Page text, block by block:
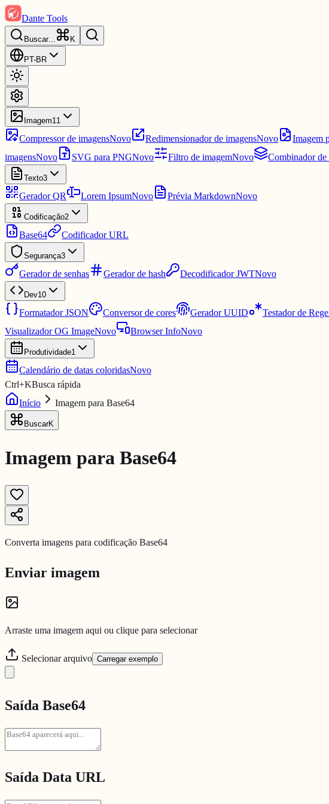
Dante Tools
Buscar... K
PT-BR
Imagem11
Compressor de imagensNovo Redimensionador de imagensNovo Imagem
imagensNovo SVG para PNGNovo Filtro de imagemNovo Combinador de
Texto3
Gerador QR Lorem IpsumNovo Prévia MarkdownNovo
Codificação2
Base64 Codificador URL
Segurança3
Gerador de senhas Gerador de hash Decodificador JWTNovo
Dev10
Formatador JSON Conversor de cores Gerador UUID Testador de
Visualizador OG ImageNovo Browser InfoNovo
Produtividade1
Calendário de datas coloridasNovo
Ctrl+KBusca rápida
Início
Imagem para Base64
BuscarK
Imagem para Base64
Converta imagens para codificação Base64
Enviar imagem
Arraste uma imagem aqui ou clique para selecionar
Selecionar arquivo Carregar exemplo
Saída Base64
Saída Data URL